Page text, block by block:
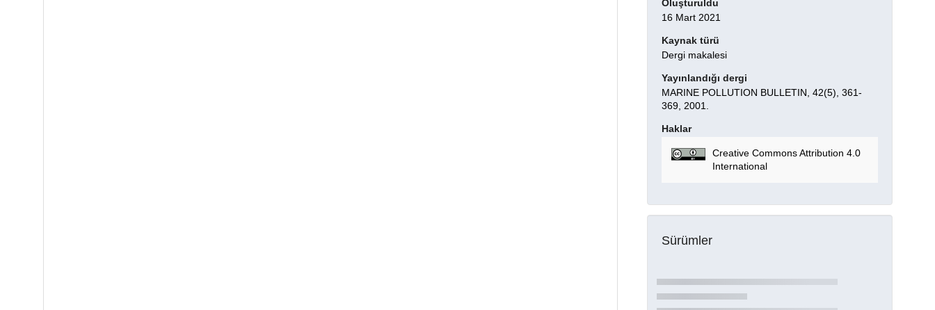
Oluşturuldu
16 Mart 2021
Kaynak türü
Dergi makalesi
Yayınlandığı dergi
MARINE POLLUTION BULLETIN, 42(5), 361-
369, 2001.
Haklar
Creative Commons Attribution 4.0
International
Sürümler